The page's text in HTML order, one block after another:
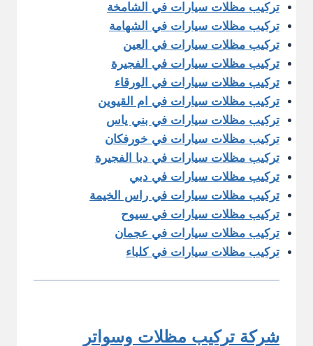
تركيب مظلات سيارات في الشامخة
تركيب مظلات سيارات في الشهامة
تركيب مظلات سيارات في العين
تركيب مظلات سيارات في الفجيرة
تركيب مظلات سيارات في الورقاء
تركيب مظلات سيارات في ام القيوين
تركيب مظلات سيارات في بني ياس
تركيب مظلات سيارات في خورفكان
تركيب مظلات سيارات في دبا الفجيرة
تركيب مظلات سيارات في دبي
تركيب مظلات سيارات في راس الخيمة
تركيب مظلات سيارات في سيوح
تركيب مظلات سيارات في عجمان
تركيب مظلات سيارات في كلباء
شركة تركيب مظلات وسواتر